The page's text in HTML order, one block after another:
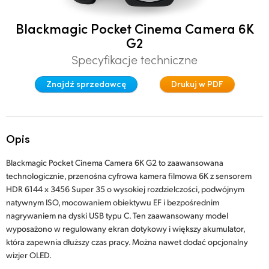
Blackmagic RAW
Galeria
Denmark
France
Italy
Japan
Korea
Mexico
Blackmagic Pocket Cinema Camera 6K
G2
Specyfikacje techniczne
Znajdź sprzedawcę Drukuj w PDF
Opis
Blackmagic Pocket Cinema Camera 6K G2 to zaawansowana
technologicznie, przenośna cyfrowa kamera filmowa 6K z sensorem
HDR 6144 x 3456 Super 35 o wysokiej rozdzielczości, podwójnym
natywnym ISO, mocowaniem obiektywu EF i bezpośrednim
nagrywaniem na dyski USB typu C. Ten zaawansowany model
wyposażono w regulowany ekran dotykowy i większy akumulator,
która zapewnia dłuższy czas pracy. Można nawet dodać opcjonalny
wizjer OLED.